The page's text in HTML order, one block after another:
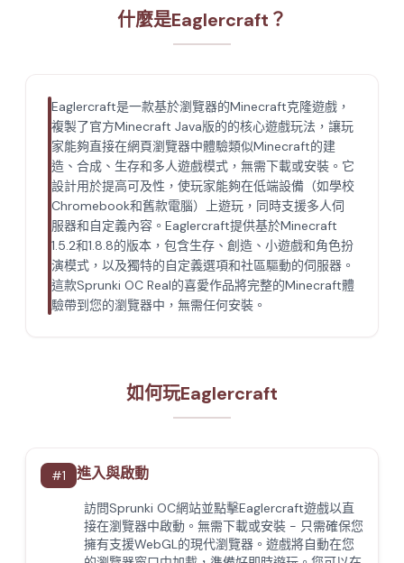
什麼是Eaglercraft？
Eaglercraft是一款基於瀏覽器的Minecraft克隆遊戲，
複製了官方Minecraft Java版的的核心遊戲玩法，讓玩
家能夠直接在網頁瀏覽器中體驗類似Minecraft的建
造、合成、生存和多人遊戲模式，無需下載或安裝。它
設計用於提高可及性，使玩家能夠在低端設備（如學校
Chromebook和舊款電腦）上遊玩，同時支援多人伺
服器和自定義內容。Eaglercraft提供基於Minecraft
1.5.2和1.8.8的版本，包含生存、創造、小遊戲和角色扮
演模式，以及獨特的自定義選項和社區驅動的伺服器。
這款Sprunki OC Real的喜愛作品將完整的Minecraft體
驗帶到您的瀏覽器中，無需任何安裝。
如何玩Eaglercraft
#1 進入與啟動
訪問Sprunki OC網站並點擊Eaglercraft遊戲以直
接在瀏覽器中啟動。無需下載或安裝 - 只需確保您
擁有支援WebGL的現代瀏覽器。遊戲將自動在您